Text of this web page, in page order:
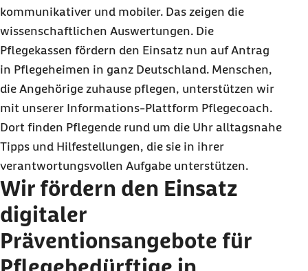
kommunikativer und mobiler. Das zeigen die
wissenschaftlichen Auswertungen. Die
Pflegekassen fördern den Einsatz nun auf Antrag
in Pflegeheimen in ganz Deutschland. Menschen,
die Angehörige zuhause pflegen, unterstützen wir
mit unserer Informations-Plattform Pflegecoach.
Dort finden Pflegende rund um die Uhr alltagsnahe
Tipps und Hilfestellungen, die sie in ihrer
verantwortungsvollen Aufgabe unterstützen.
Wir fördern den Einsatz
digitaler
Präventionsangebote für